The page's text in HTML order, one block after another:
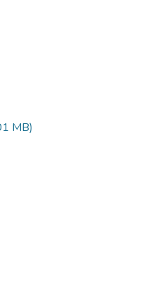
MB)